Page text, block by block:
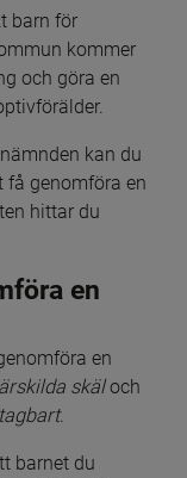
barn för
kommer
och göra en
kan du
få genomföra en
hittar du
en
en
skäl och
.
barnet du